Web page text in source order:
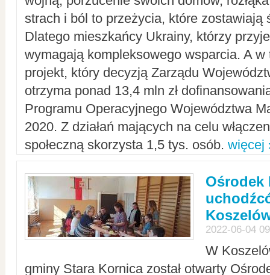
strach i ból to przeżycia, które zostawiają
Dlatego mieszkańcy Ukrainy, którzy
wymagają kompleksowego wsparcia. A w
projekt, który decyzją Zarządu
otrzyma ponad 13,4 mln zł
Programu Operacyjnego Województwa
2020. Z działań mających na celu
społeczną skorzysta 1,5 tys. osób. więcej
Ośrodek
2022-06-04
W
gminy Stara Kornica został otwarty